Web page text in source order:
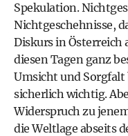
Spekulation.
Nichtgeschehnisse,
Diskurs in ­Österreich
diesen Tagen ganz
Umsicht und Sorgfalt
sicherlich wichtig.
Widerspruch zu
die Weltlage abseits